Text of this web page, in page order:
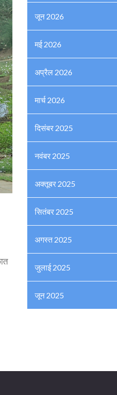
जून 2026
मई 2026
अप्रैल 2026
मार्च 2026
दिसंबर 2025
नवंबर 2025
अक्तूबर 2025
सितंबर 2025
अगस्त 2025
जुलाई 2025
जून 2025